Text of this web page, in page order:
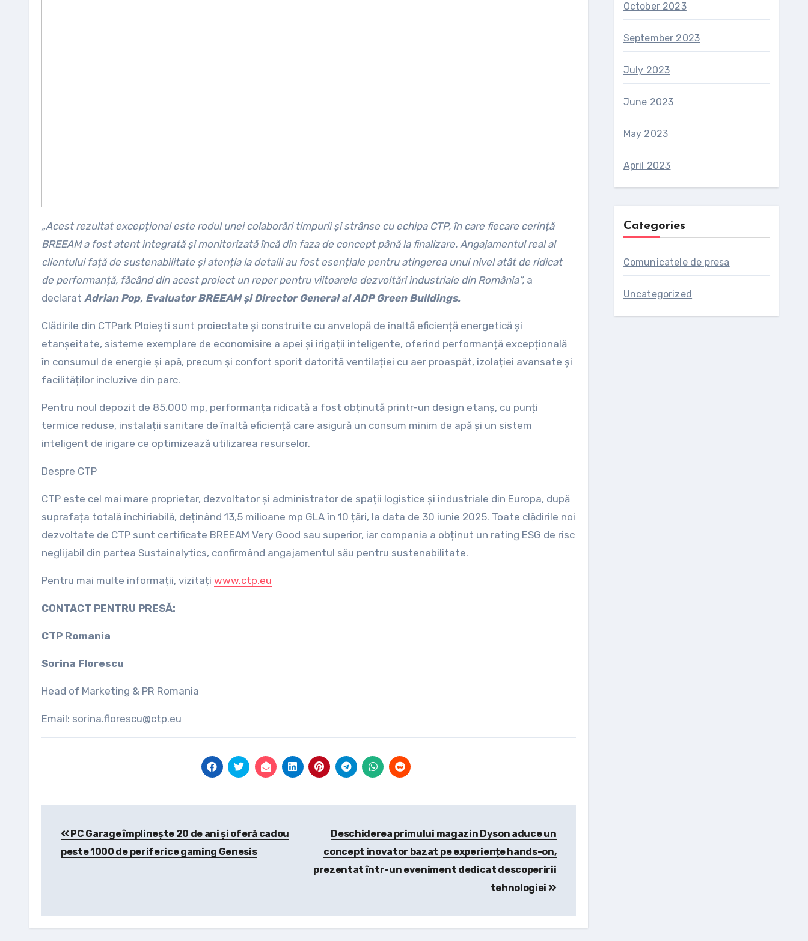
„Acest rezultat excepțional este rodul unei colaborări timpurii și strânse cu echipa CTP, în care fiecare cerință
BREEAM a fost atent integrată și monitorizată încă din faza de concept până la finalizare. Angajamentul real al
clientului față de sustenabilitate și atenția la detalii au fost esențiale pentru atingerea unui nivel atât de ridicat
de performanță, făcând din acest proiect un reper pentru viitoarele dezvoltări industriale din România”, a
declarat Adrian Pop, Evaluator BREEAM și Director General al ADP Green Buildings.
Clădirile din CTPark Ploiești sunt proiectate și construite cu anvelopă de înaltă eficiență energetică și
etanșeitate, sisteme exemplare de economisire a apei și irigații inteligente, oferind performanță excepțională
în consumul de energie și apă, precum și confort sporit datorită ventilației cu aer proaspăt, izolației avansate și
facilităților incluzive din parc.
Pentru noul depozit de 85.000 mp, performanța ridicată a fost obținută printr-un design etanș, cu punți
termice reduse, instalații sanitare de înaltă eficiență care asigură un consum minim de apă și un sistem
inteligent de irigare ce optimizează utilizarea resurselor.
Despre CTP
CTP este cel mai mare proprietar, dezvoltator și administrator de spații logistice și industriale din Europa, după
suprafața totală închiriabilă, deținând 13,5 milioane mp GLA în 10 țări, la data de 30 iunie 2025. Toate clădirile noi
dezvoltate de CTP sunt certificate BREEAM Very Good sau superior, iar compania a obținut un rating ESG de risc
neglijabil din partea Sustainalytics, confirmând angajamentul său pentru sustenabilitate.
Pentru mai multe informații, vizitați www.ctp.eu
CONTACT PENTRU PRESĂ:
CTP Romania
Sorina Florescu
Head of Marketing & PR Romania
Email: sorina.florescu@ctp.eu
navigation
PC Garage împlinește 20 de ani și oferă cadou
peste 1000 de periferice gaming Genesis
Deschiderea primului magazin Dyson aduce un
concept inovator bazat pe experiențe hands-on,
prezentat într-un eveniment dedicat descoperirii
tehnologiei
October 2023
September 2023
July 2023
June 2023
May 2023
April 2023
Categories
Comunicatele de presa
Uncategorized